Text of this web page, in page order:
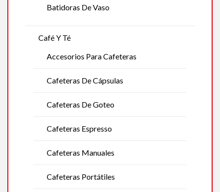
Batidoras De Vaso
Café Y Té
Accesorios Para Cafeteras
Cafeteras De Cápsulas
Cafeteras De Goteo
Cafeteras Espresso
Cafeteras Manuales
Cafeteras Portátiles